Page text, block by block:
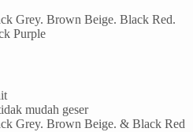
Grey. Brown Beige. Black Red.
Purple
mudah geser
Grey. Brown Beige. & Black Red